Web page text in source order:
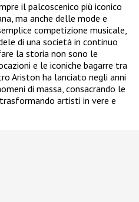
il palcoscenico più iconico
ma anche delle mode e
competizione musicale,
di una società in continuo
la storia non sono le
e le iconiche bagarre tra
Ariston ha lanciato negli anni
di massa, consacrando le
artisti in vere e